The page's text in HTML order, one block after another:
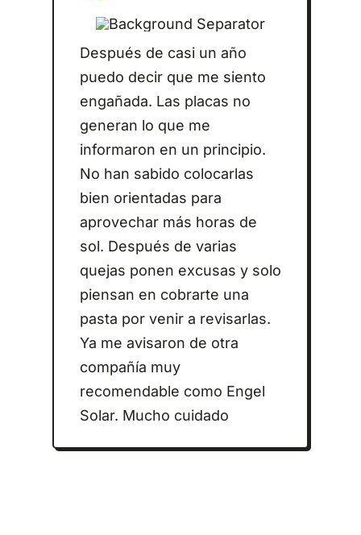
Después de casi un año
puedo decir que me siento
engañada. Las placas no
generan lo que me
informaron en un principio.
No han sabido colocarlas
bien orientadas para
aprovechar más horas de
sol. Después de varias
quejas ponen excusas y solo
piensan en cobrarte una
pasta por venir a revisarlas.
Ya me avisaron de otra
compañía muy
recomendable como Engel
Solar. Mucho cuidado